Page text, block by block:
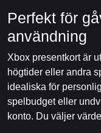
Perfekt för
användning
Xbox presentkort är
högtider eller andra
idealiska för
spelbudget eller
konto. Du väljer